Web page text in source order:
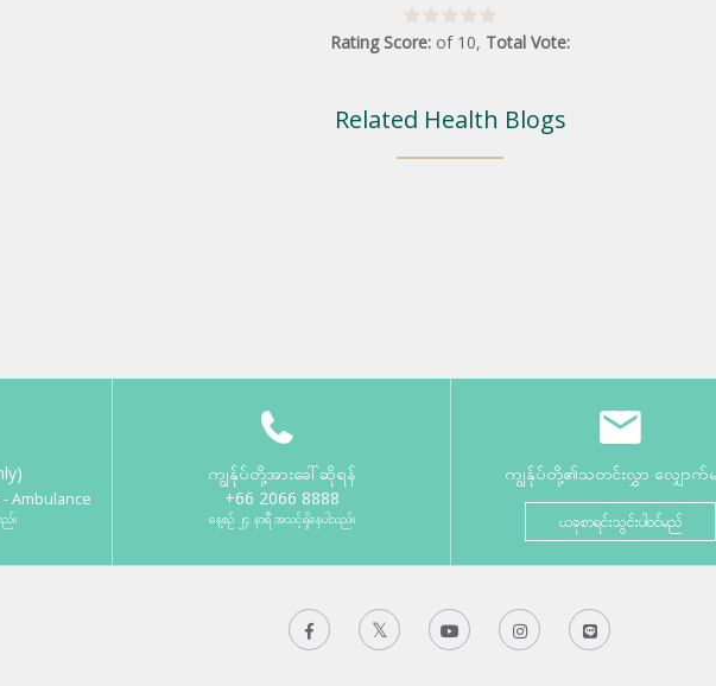
Rating Score: of 10, Total Vote:
Related Health Blogs
Ambulance
ည်။
ကျွန်ုပ်တို့အားခေါ်ဆိုရန်
+66 2066 8888
နေ့စဉ် ၂၄ နာရီ အသင့်ရှိနေပါသည်။
ကျွန်ုပ်တို့၏သတင်းလွှာ လျှောက်
ယခုစာရင်းသွင်းပါဝင်မည်